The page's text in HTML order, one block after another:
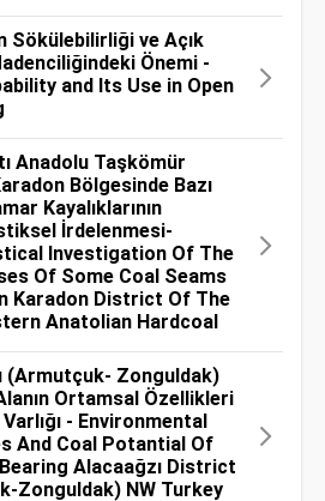
Sökülebilirliği ve Açık
Önemi -
and Its Use in Open
Anadolu Taşkömür
Bölgesinde Bazı
Kayalıklarının
İrdelenmesi-
Investigation Of The
Of Some Coal Seams
Karadon District Of The
Anatolian Hardcoal
(Armutçuk- Zonguldak)
Ortamsal Özellikleri
- Environmental
And Coal Potantial Of
Alacaağzı District
Zonguldak) NW Turkey